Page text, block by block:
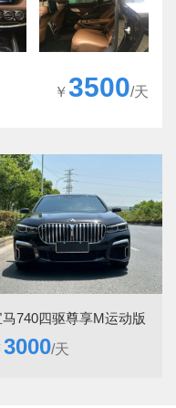
庄重感与现代科技美
￥3500/天
马740四驱尊享M运动版
3000/天